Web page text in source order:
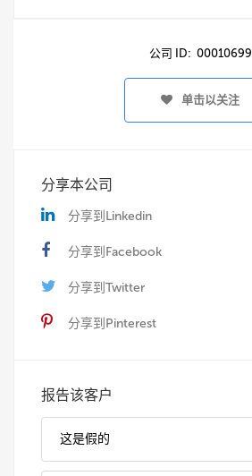
公司 ID: 00010699
单击以关注
分享本公司
分享到Linkedin
分享到Facebook
分享到Twitter
分享到Pinterest
报告该客户